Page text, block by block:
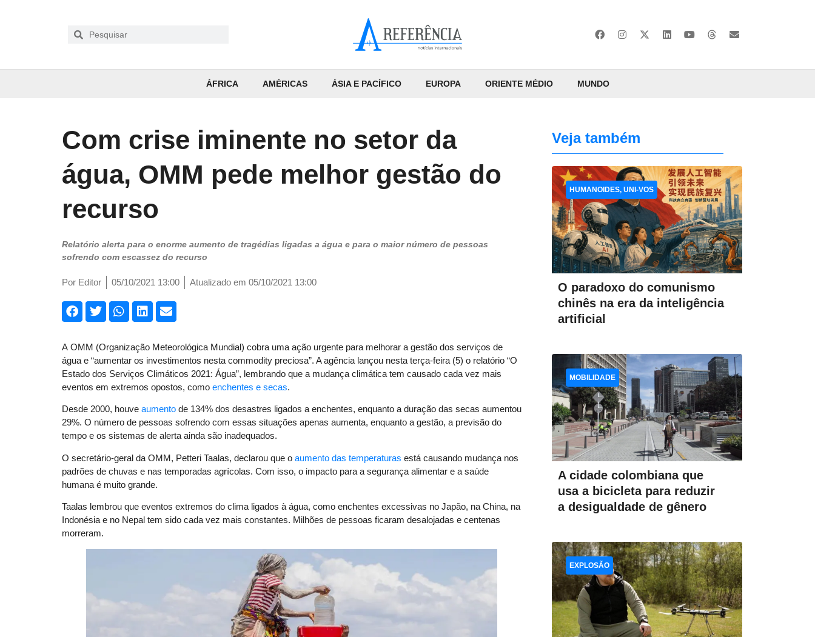
ÁFRICA AMÉRICAS ÁSIA E PACÍFICO EUROPA ORIENTE MÉDIO MUNDO
Com crise iminente no setor da
água, OMM pede melhor gestão do
recurso
Relatório alerta para o enorme aumento de tragédias ligadas a água e para o maior número de pessoas
sofrendo com escassez do recurso
Por Editor 05/10/2021 13:00 Atualizado em 05/10/2021 13:00
A OMM (Organização Meteorológica Mundial) cobra uma ação urgente para melhorar a gestão dos serviços de
água e “aumentar os investimentos nesta commodity preciosa”. A agência lançou nesta terça-feira (5) o relatório “O
Estado dos Serviços Climáticos 2021: Água”, lembrando que a mudança climática tem causado cada vez mais
eventos em extremos opostos, como enchentes e secas.
Desde 2000, houve aumento de 134% dos desastres ligados a enchentes, enquanto a duração das secas aumentou
29%. O número de pessoas sofrendo com essas situações apenas aumenta, enquanto a gestão, a previsão do
tempo e os sistemas de alerta ainda são inadequados.
O secretário-geral da OMM, Petteri Taalas, declarou que o aumento das temperaturas está causando mudança nos
padrões de chuvas e nas temporadas agrícolas. Com isso, o impacto para a segurança alimentar e a saúde
humana é muito grande.
Taalas lembrou que eventos extremos do clima ligados à água, como enchentes excessivas no Japão, na China, na
Indonésia e no Nepal tem sido cada vez mais constantes. Milhões de pessoas ficaram desalojadas e centenas
morreram.
Veja também
O paradoxo do comunismo
chinês na era da inteligência
artificial
HUMANOIDES, UNI-VOS
A cidade colombiana que
usa a bicicleta para reduzir
a desigualdade de gênero
MOBILIDADE
EXPLOSÃO